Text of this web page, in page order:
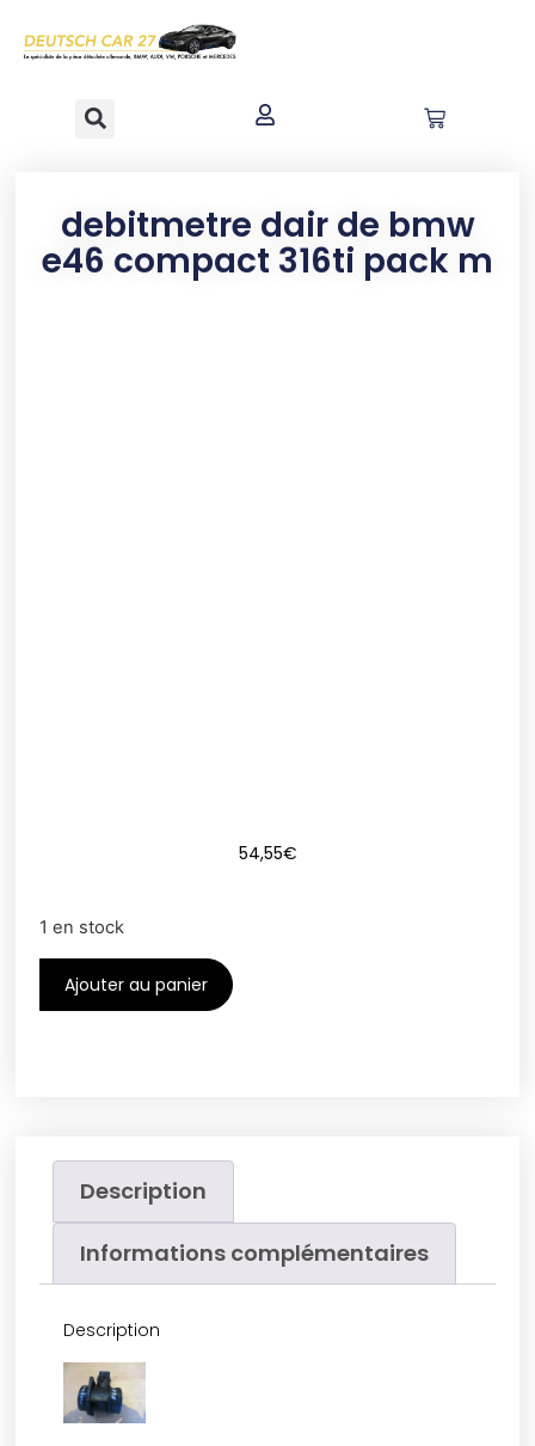
principal
debitmetre dair de bmw
e46 compact 316ti pack m
54,55€
1 en stock
Ajouter au panier
Description
Informations complémentaires
Description